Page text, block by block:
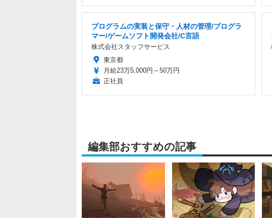
プログラムの実装と保守・人材の管理/プログラ
マー/ゲームソフト開発会社/C言語
株式会社スタッフサービス
東京都
月給23万5,000円～50万円
正社員
編集部おすすめの記事